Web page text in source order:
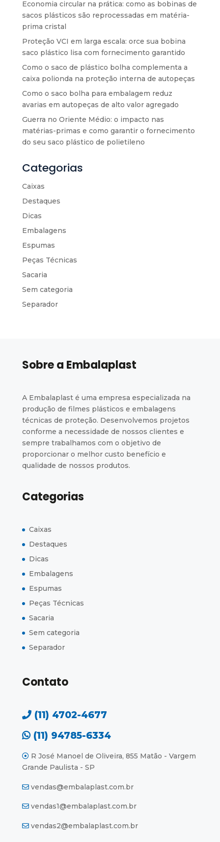
Economia circular na prática: como as bobinas de
sacos plásticos são reprocessadas em matéria-
prima cristal
Proteção VCI em larga escala: orce sua bobina
saco plástico lisa com fornecimento garantido
Como o saco de plástico bolha complementa a
caixa polionda na proteção interna de autopeças
Como o saco bolha para embalagem reduz
avarias em autopeças de alto valor agregado
Guerra no Oriente Médio: o impacto nas
matérias-primas e como garantir o fornecimento
do seu saco plástico de polietileno
Categorias
Caixas
Destaques
Dicas
Embalagens
Espumas
Peças Técnicas
Sacaria
Sem categoria
Separador
Sobre a Embalaplast
A Embalaplast é uma empresa especializada na
produção de filmes plásticos e embalagens
técnicas de proteção. Desenvolvemos projetos
conforme a necessidade de nossos clientes e
sempre trabalhamos com o objetivo de
proporcionar o melhor custo benefício e
qualidade de nossos produtos.
Categorias
Caixas
Destaques
Dicas
Embalagens
Espumas
Peças Técnicas
Sacaria
Sem categoria
Separador
Contato
(11) 4702-4677
(11) 94785-6334
R José Manoel de Oliveira, 855 Matão - Vargem
Grande Paulista - SP
vendas@embalaplast.com.br
vendas1@embalaplast.com.br
vendas2@embalaplast.com.br